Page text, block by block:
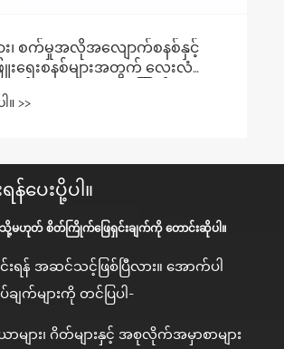
း၊ စက်မှုအလိုအလျောက်စနစ်နှင့်
ြူးရေးစနစ်များအတွက် လေးလံသော
င်းမှာ စက်ရုပ်များ၊
>>
န်ပေးပို့ပါ။
သို့မဟုတ် စိတ်ကြိုက်ဖြေရှင်းချက်ကို တောင်းဆိုပါ။
ါင်းရန် အဆင်သင့်ဖြစ်ပြီလား။ အောက်ပါ
များကို တင်ပြပါ-
ျား၊ ဂိတ်များနှင့် အစုလိုက်အမှာစာများ